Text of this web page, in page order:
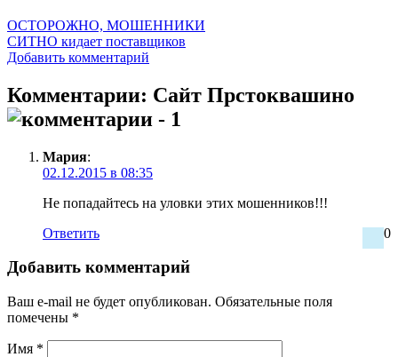
ОСТОРОЖНО, МОШЕННИКИ
СИТНО кидает поставщиков
Добавить комментарий
Комментарии: Сайт Прстоквашино
- 1
Мария:
02.12.2015 в 08:35
Не попадайтесь на уловки этих мошенников!!!
0
Ответить
Добавить комментарий
Ваш e-mail не будет опубликован. Обязательные поля
помечены *
Имя *